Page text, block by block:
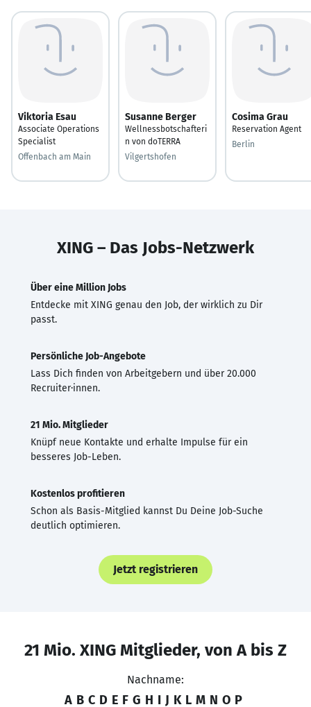
Viktoria Esau
Associate Operations
Specialist
Offenbach am Main
Susanne Berger
Wellnessbotschafteri
n von doTERRA
Vilgertshofen
Cosima Grau
Reservation Agent
Berlin
XING – Das Jobs-Netzwerk
Über eine Million Jobs
Entdecke mit XING genau den Job, der wirklich zu Dir
passt.
Persönliche Job-Angebote
Lass Dich finden von Arbeitgebern und über 20.000
Recruiter·innen.
21 Mio. Mitglieder
Knüpf neue Kontakte und erhalte Impulse für ein
besseres Job-Leben.
Kostenlos profitieren
Schon als Basis-Mitglied kannst Du Deine Job-Suche
deutlich optimieren.
Jetzt registrieren
21 Mio. XING Mitglieder, von A bis Z
Nachname:
A B C D E F G H I J K L M N O P